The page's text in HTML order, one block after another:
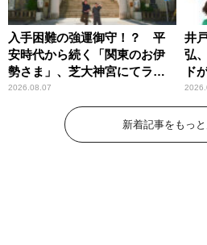
入手困難の強運御守！？ 平
安時代から続く「関東のお伊
勢さま」、芝大神宮にてラン
パンプスが合格祈願！
2026.08.07
井
弘
ド
ー
新着記事をもっ